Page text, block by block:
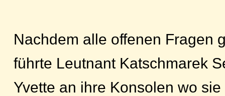
Nachdem alle offenen Fragen
führte Leutnant Katschmarek
Yvette an ihre Konsolen wo